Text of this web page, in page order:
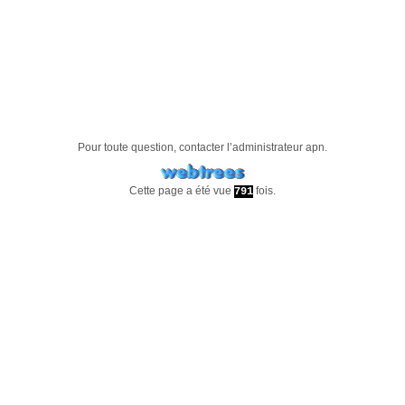
Pour toute question, contacter l’administrateur apn.
Cette page a été vue 791 fois.